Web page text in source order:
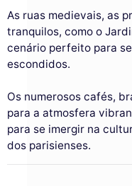
As ruas medievais, as
tranquilos, como o
cenário perfeito para
escondidos.
Os numerosos cafés,
para a atmosfera
para se imergir na
dos parisienses.